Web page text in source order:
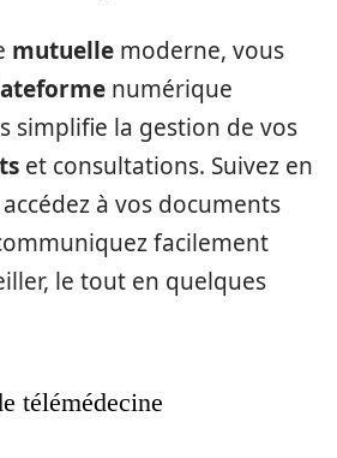
mutuelle moderne, vous
numérique
simplifie la gestion de vos
et consultations. Suivez en
accédez à vos documents
facilement
le tout en quelques
télémédecine